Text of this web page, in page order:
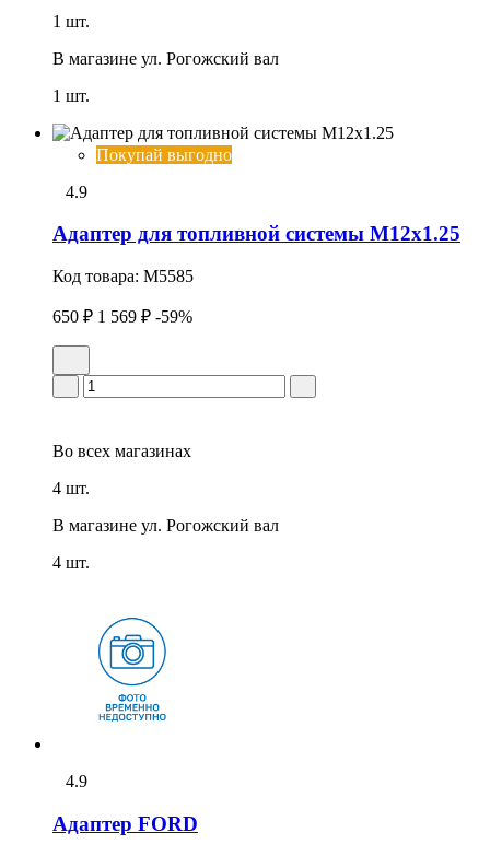
1 шт.
В магазине ул. Рогожский вал
1 шт.
Покупай выгодно
4.9
Адаптер для топливной системы M12x1.25
Код товара: M5585
650 ₽ 1 569 ₽ -59%
Во всех магазинах
4 шт.
В магазине ул. Рогожский вал
4 шт.
4.9
Адаптер FORD